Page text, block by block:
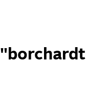
"borchardt